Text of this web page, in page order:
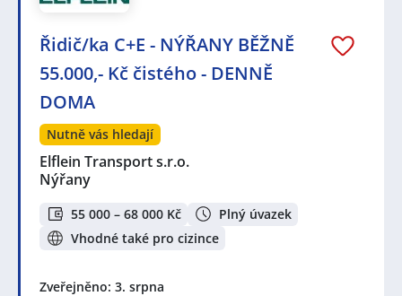
Řidič/ka C+E - NÝŘANY BĚŽNĚ
55.000,- Kč čistého - DENNĚ
DOMA
Nutně vás hledají
Elflein Transport s.r.o.
Nýřany
55 000 – 68 000 Kč
Plný úvazek
Vhodné také pro cizince
Zveřejněno: 3. srpna